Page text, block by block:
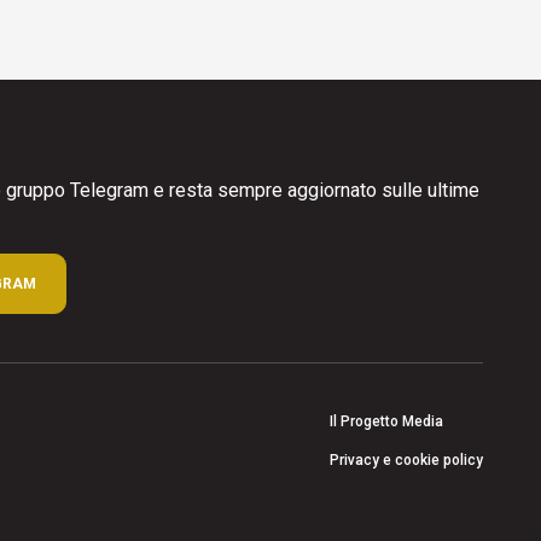
Telegram e resta sempre aggiornato sulle ultime
Il Progetto Media
Privacy e cookie policy